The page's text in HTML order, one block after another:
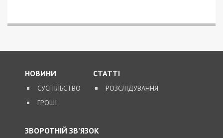
НОВИНИ
СУСПІЛЬСТВО
ГРОШІ
СТАТТІ
РОЗСЛІДУВАННЯ
ЗВОРОТНІЙ ЗВ’ЯЗОК